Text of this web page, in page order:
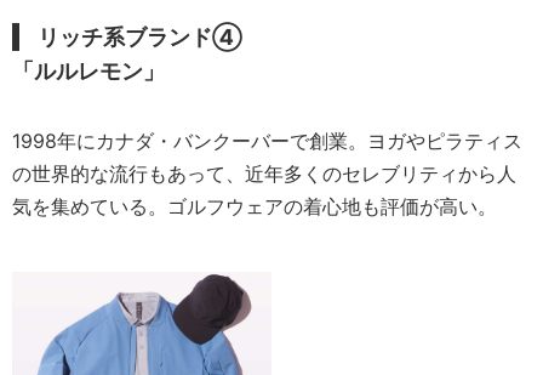
リッチ系ブランド④
「ルルレモン」
1998年にカナダ・バンクーバーで創業。ヨガやピラティス
の世界的な流行もあって、近年多くのセレブリティから人
気を集めている。ゴルフウェアの着心地も評価が高い。